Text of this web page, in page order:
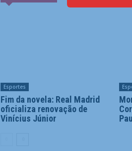
Esportes
Fim da novela: Real Madrid
oficializa renovação de
Vinícius Júnior